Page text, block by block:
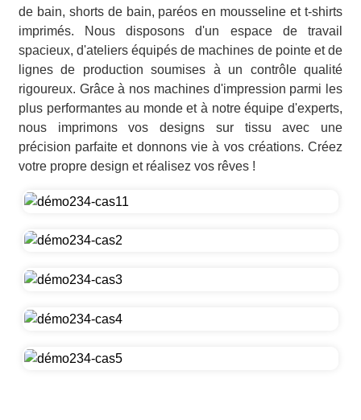
de bain, shorts de bain, paréos en mousseline et t-shirts
imprimés. Nous disposons d'un espace de travail
spacieux, d'ateliers équipés de machines de pointe et de
lignes de production soumises à un contrôle qualité
rigoureux. Grâce à nos machines d'impression parmi les
plus performantes au monde et à notre équipe d'experts,
nous imprimons vos designs sur tissu avec une
précision parfaite et donnons vie à vos créations. Créez
votre propre design et réalisez vos rêves !